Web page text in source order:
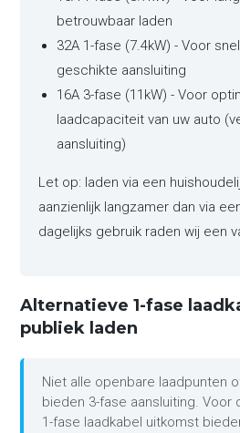
betrouwbaar laden
32A 1-fase (7.4kW) - Voor
geschikte aansluiting
16A 3-fase (11kW) - Voor
laadcapaciteit van uw auto
aansluiting)
Let op: laden via een
aanzienlijk langzamer dan via
dagelijks gebruik raden wij een
Alternatieve 1-fase
publiek laden
Niet alle openbare laadpunten
bieden 3-fase aansluiting. Voor
1-fase laadkabel uitkomst